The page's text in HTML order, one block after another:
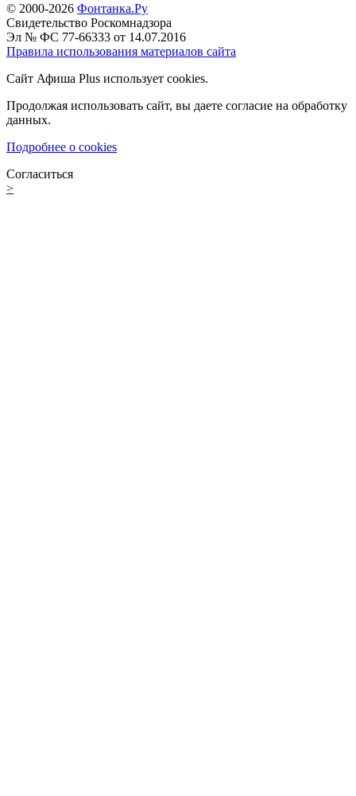
© 2000-2026 Фонтанка.Ру
Свидетельство Роскомнадзора
Эл № ФС 77-66333 от 14.07.2016
Правила использования материалов сайта
Сайт Афиша Plus использует cookies.
Продолжая использовать сайт, вы даете согласие на обработку
данных.
Подробнее о cookies
Согласиться
>